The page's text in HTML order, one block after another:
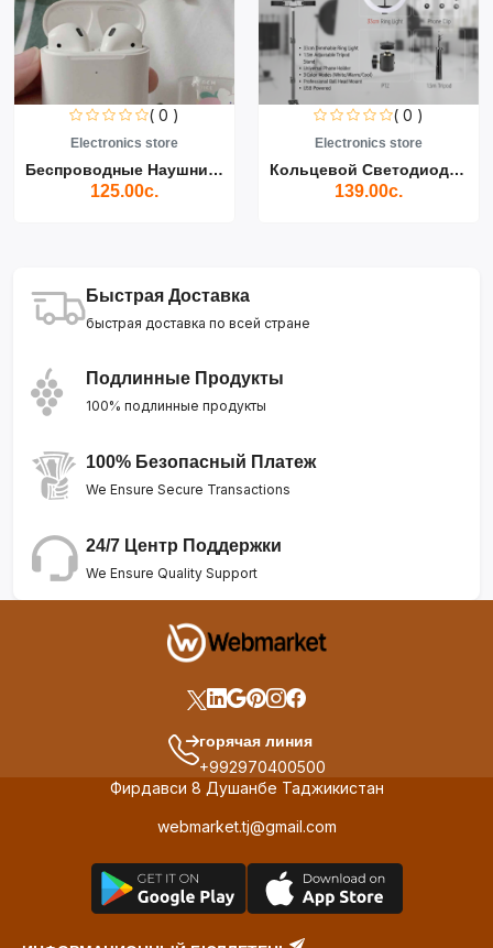
( 0 )
Electronics store
Беспроводные Наушники Air...
125.00с.
( 0 )
Electronics store
Кольцевой Светодиодный Св...
139.00с.
Быстрая Доставка
быстрая доставка по всей стране
Подлинные Продукты
100% подлинные продукты
100% Безопасный Платеж
We Ensure Secure Transactions
24/7 Центр Поддержки
We Ensure Quality Support
горячая линия
+992970400500
Фирдавси 8 Душанбе Таджикистан
webmarket.tj@gmail.com